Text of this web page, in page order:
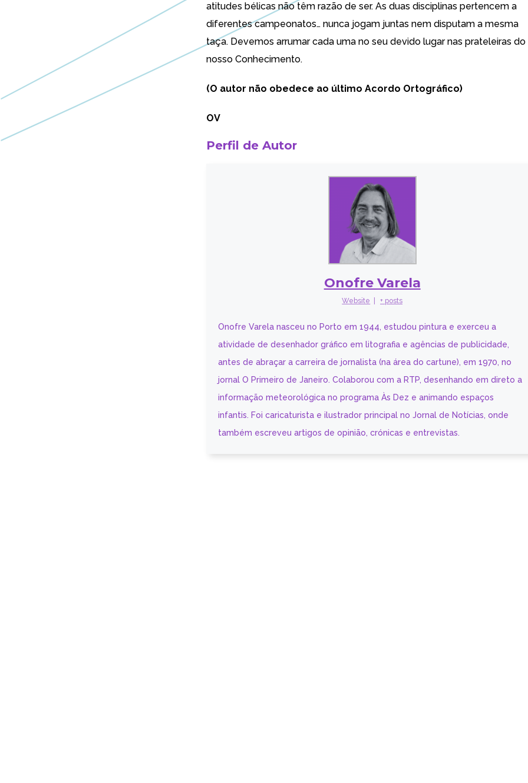
atitudes bélicas não têm razão de ser. As duas disciplinas pertencem a
diferentes campeonatos… nunca jogam juntas nem disputam a mesma
taça. Devemos arrumar cada uma no seu devido lugar nas prateleiras do
nosso Conhecimento.
(O autor não obedece ao último Acordo Ortográfico)
OV
Perfil de Autor
Onofre Varela
Website + posts
Onofre Varela nasceu no Porto em 1944, estudou pintura e exerceu a
atividade de desenhador gráfico em litografia e agências de publicidade,
antes de abraçar a carreira de jornalista (na área do cartune), em 1970, no
jornal O Primeiro de Janeiro. Colaborou com a RTP, desenhando em direto a
informação meteorológica no programa Às Dez e animando espaços
infantis. Foi caricaturista e ilustrador principal no Jornal de Notícias, onde
também escreveu artigos de opinião, crónicas e entrevistas.